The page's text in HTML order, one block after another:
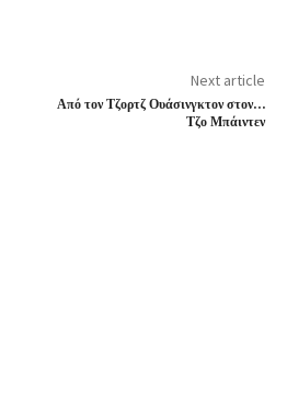
Next article
Από τον Τζορτζ Ουάσινγκτον στον…
Τζο Μπάιντεν